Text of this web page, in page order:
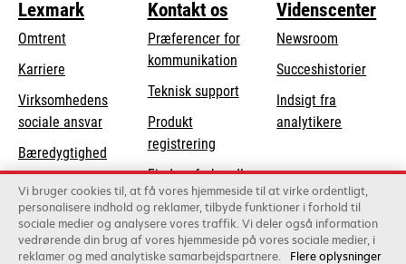
Lexmark
Omtrent
Karriere
Virksomhedens
sociale ansvaropens
in
a
new
tab
Bæredygtighed
Lexmark-partnere
Kontakt os
Præferencer for
kommunikation
Teknisk supportopens
tab
Produkt
registrering
Find en forhandler
Liste over
grossister
Videnscenter
Newsroom
Succeshistorier
Indsigt fra
analytikere
Vi bruger cookies til, at få vores hjemmeside til at virke ordentligt,
personalisere indhold og reklamer, tilbyde funktioner i forhold til
sociale medier og analysere vores traffik. Vi deler også information
vedrørende din brug af vores hjemmeside på vores sociale medier, i
reklamer og med analytiske samarbejdspartnere.
Flere oplysninger